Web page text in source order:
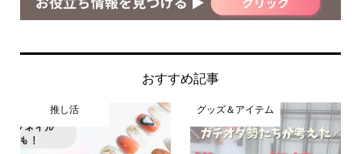
おすすめ記事
推し活 グッズ＆アイテム